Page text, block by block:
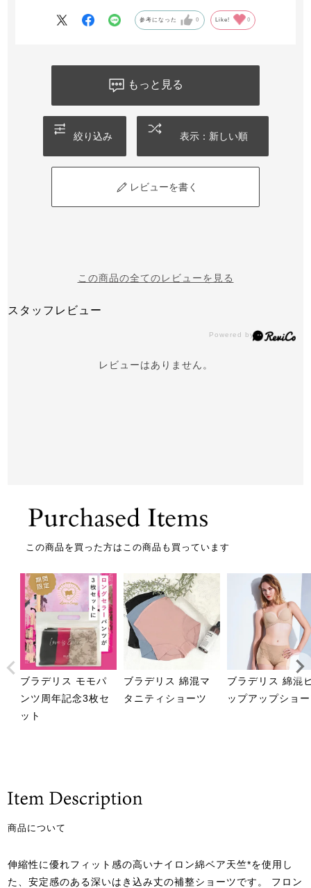
参考になった 0 Like! 0
もっと見る
絞り込み 表示：新しい順
レビューを書く
この商品の全てのレビューを見る
スタッフレビュー
レビューはありません。
この商品を買った方はこの商品も買っています
ブラデリス モモパ
ンツ周年記念3枚セ
ット
ブラデリス 綿混マ
タニティショーツ
ブラデリス 綿混
ップアップショ
商品について
伸縮性に優れフィット感の高いナイロン綿ベア天竺*を使用し
た、安定感のある深いはき込み丈の補整ショーツです。 フロン